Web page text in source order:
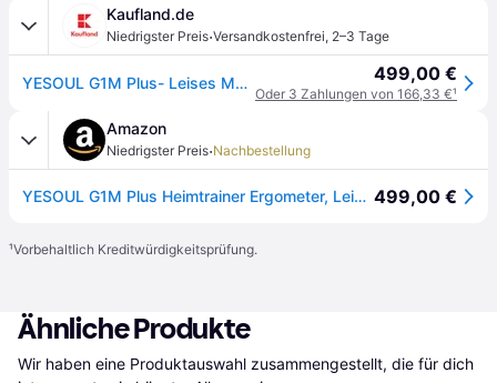
Kaufland.de
Niedrigster Preis·Versandkostenfrei, 2–3 Tage
YESOUL G1M Plus- Leises Magnetischer Heimtrainer, 21.5Zoll FHD-Display, 0-100% Verstellbarer Widerstand, 360°Sound, Bildschirmspiegelung &App-Training 499,00 €
Oder 3 Zahlungen von 166,33 €¹
Amazon
Niedrigster Preis·Nachbestellung
YESOUL G1M Plus Heimtrainer Ergometer, Leises Indoor Fitnessbike für Kardio Training mit 21,5" FHD-Bildschirm, Magnetischem Widerstand, 360°-Sound & Unbegrenztem Streaming 499,00 €
¹Vorbehaltlich Kreditwürdigkeitsprüfung.
Ähnliche Produkte
Wir haben eine Produktauswahl zusammengestellt, die für dich